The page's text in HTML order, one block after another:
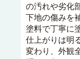
の汚れや劣化
下地の傷みを
塗料で丁寧に
仕上がりは明
変わり、外観